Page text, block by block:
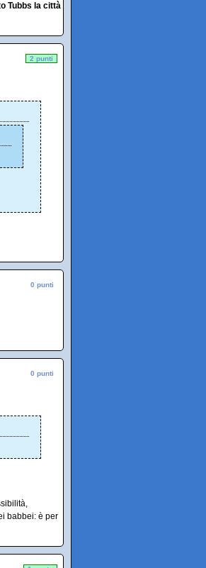
Tubbs la città
2 punti
0 punti
0 punti
babbei: è per